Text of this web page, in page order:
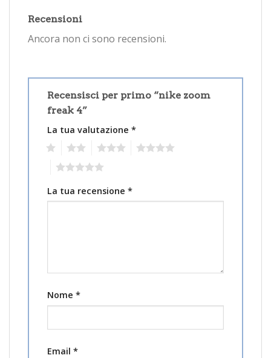
Recensioni
Ancora non ci sono recensioni.
Recensisci per primo “nike zoom
freak 4”
La tua valutazione *
La tua recensione *
Nome *
Email *